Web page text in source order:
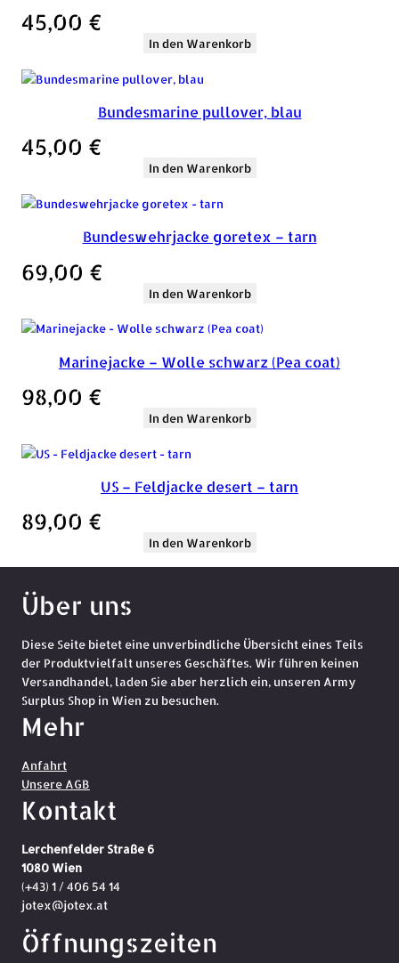
45,00 €
In den Warenkorb
Bundesmarine pullover, blau
45,00 €
In den Warenkorb
Bundeswehrjacke goretex – tarn
69,00 €
In den Warenkorb
Marinejacke – Wolle schwarz (Pea coat)
98,00 €
In den Warenkorb
US – Feldjacke desert – tarn
89,00 €
In den Warenkorb
Über uns
Diese Seite bietet eine unverbindliche Übersicht eines Teils
der Produktvielfalt unseres Geschäftes. Wir führen keinen
Versandhandel, laden Sie aber herzlich ein, unseren Army
Surplus Shop in Wien zu besuchen.
Mehr
Anfahrt
Unsere AGB
Kontakt
Lerchenfelder Straße 6
1080 Wien
(+43) 1 / 406 54 14
jotex@jotex.at
Öffnungszeiten